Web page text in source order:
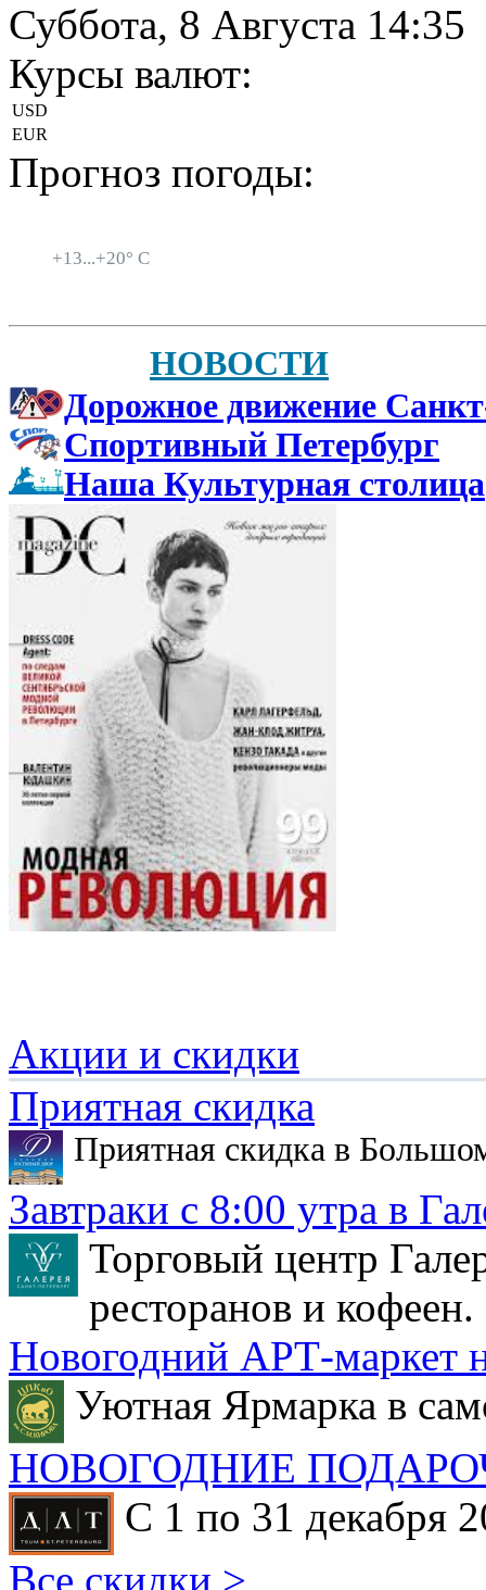
Суббота, 8 Августа 14:35
Курсы валют:
USD
EUR
Прогноз погоды:
+13...+20° C
НОВОСТИ
Дорожное движение
Спортивный Петербург
Наша Культурная столица
Акции и скидки
Приятная скидка
Приятная скидка в
Завтраки с 8:00 утра в
Торговый центр
ресторанов и кофеен.
Новогодний АРТ-маркет
Уютная Ярмарка в
НОВОГОДНИЕ
С 1 по 31 декабря
Все скидки >